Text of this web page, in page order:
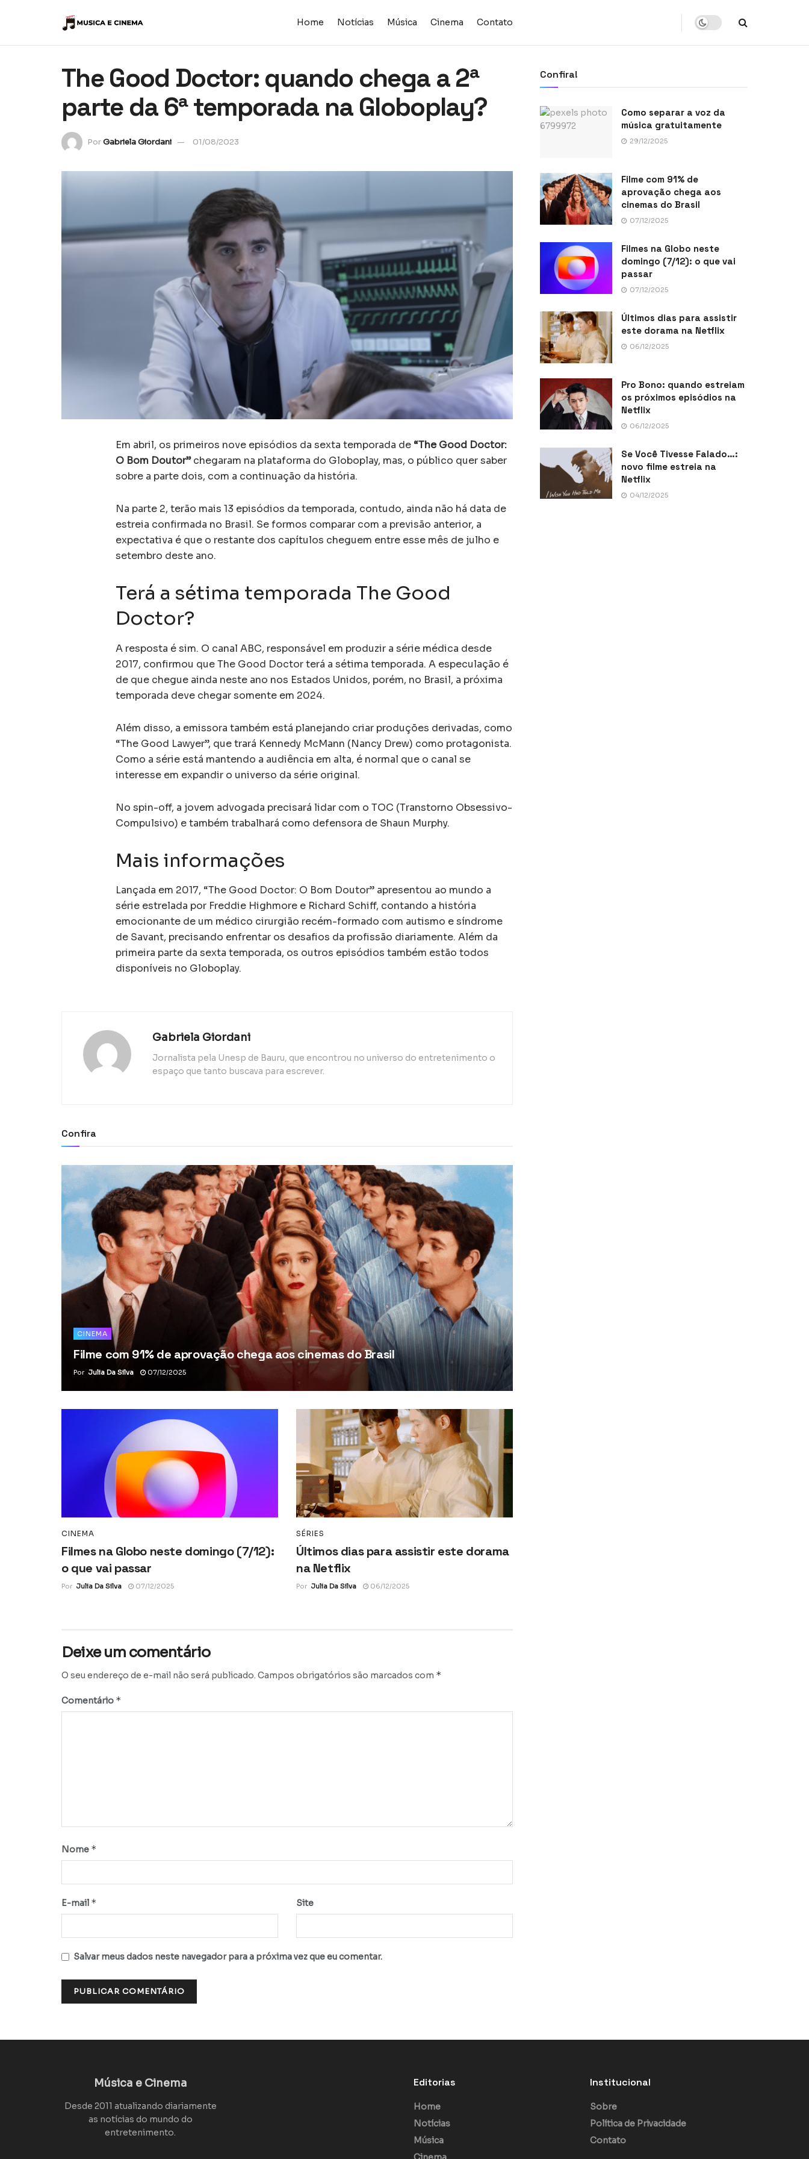
Home Notícias Música Cinema Contato
The Good Doctor: quando chega a 2ª
parte da 6ª temporada na Globoplay?
PorGabriela Giordani 01/08/2023
Em abril, os primeiros nove episódios da sexta temporada de “The Good Doctor:
O Bom Doutor”chegaram na plataforma do Globoplay, mas, o público quer saber
sobre a parte dois, com a continuação da história.
Na parte 2, terão mais 13 episódios da temporada, contudo, ainda não há data de
estreia confirmada no Brasil. Se formos comparar com a previsão anterior, a
expectativa é que o restante dos capítulos cheguem entre esse mês de julho e
setembro deste ano.
Terá a sétima temporada The Good
Doctor?
A resposta é sim. O canal ABC, responsável em produzir a série médica desde
2017, confirmou que The Good Doctor terá a sétima temporada. A especulação é
de que chegue ainda neste ano nos Estados Unidos, porém, no Brasil, a próxima
temporada deve chegar somente em 2024.
Além disso, a emissora também está planejando criar produções derivadas, como
“The Good Lawyer”, que trará Kennedy McMann (Nancy Drew) como protagonista.
Como a série está mantendo a audiência em alta, é normal que o canal se
interesse em expandir o universo da série original.
No spin-off, a jovem advogada precisará lidar com o TOC (Transtorno Obsessivo-
Compulsivo) e também trabalhará como defensora de Shaun Murphy.
Mais informações
Lançada em 2017, “The Good Doctor: O Bom Doutor” apresentou ao mundo a
série estrelada por Freddie Highmore e Richard Schiff, contando a história
emocionante de um médico cirurgião recém-formado com autismo e síndrome
de Savant, precisando enfrentar os desafios da profissão diariamente. Além da
primeira parte da sexta temporada, os outros episódios também estão todos
disponíveis no Globoplay.
Gabriela Giordani
Jornalista pela Unesp de Bauru, que encontrou no universo do entretenimento o
espaço que tanto buscava para escrever.
Confira
CINEMA
Filme com 91% de aprovação chega aos cinemas do Brasil
Por Julia Da Silva 07/12/2025
CINEMA
Filmes na Globo neste domingo (7/12):
o que vai passar
Por Julia Da Silva 07/12/2025
SÉRIES
Últimos dias para assistir este dorama
na Netflix
Por Julia Da Silva 06/12/2025
Deixe um comentário
O seu endereço de e-mail não será publicado. Campos obrigatórios são marcados com *
Comentário *
Nome *
E-mail * Site
Salvar meus dados neste navegador para a próxima vez que eu comentar.
Confira!
Como separar a voz da
música gratuitamente
29/12/2025
Filme com 91% de
aprovação chega aos
cinemas do Brasil
07/12/2025
Filmes na Globo neste
domingo (7/12): o que vai
passar
07/12/2025
Últimos dias para assistir
este dorama na Netflix
06/12/2025
Pro Bono: quando estreiam
os próximos episódios na
Netflix
06/12/2025
Se Você Tivesse Falado…:
novo filme estreia na
Netflix
04/12/2025
Música e Cinema
Desde 2011 atualizando diariamente
as notícias do mundo do
entretenimento.
Editorias
Home
Notícias
Música
Institucional
Sobre
Política de Privacidade
Contato